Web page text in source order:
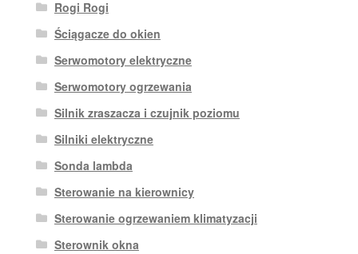
Rogi Rogi
Ściągacze do okien
Serwomotory elektryczne
Serwomotory ogrzewania
Silnik zraszacza i czujnik poziomu
Silniki elektryczne
Sonda lambda
Sterowanie na kierownicy
Sterowanie ogrzewaniem klimatyzacji
Sterownik okna